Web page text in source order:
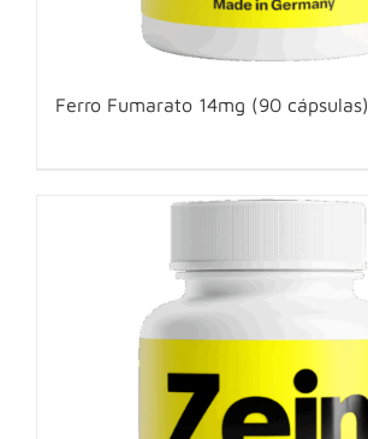
Ferro Fumarato 14mg (90 cápsulas)